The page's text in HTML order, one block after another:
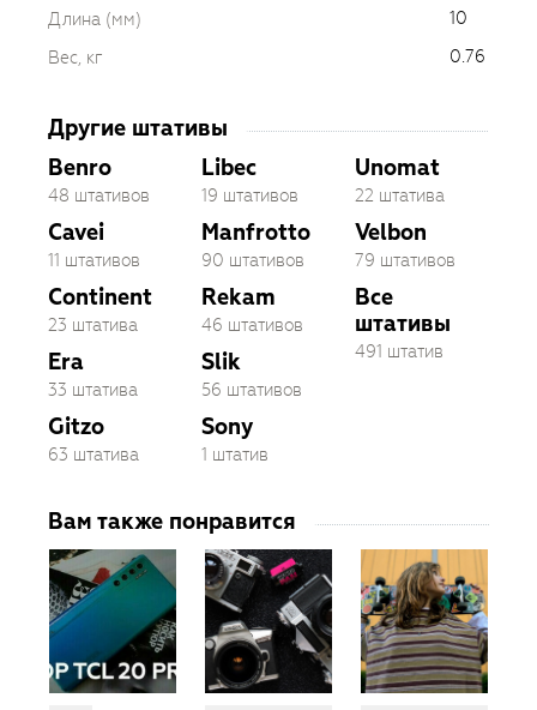
Длина (мм)
10
Вес, кг
0.76
Другие штативы
Benro
48 штативов
Cavei
11 штативов
Continent
23 штатива
Era
33 штатива
Gitzo
63 штатива
Libec
19 штативов
Manfrotto
90 штативов
Rekam
46 штативов
Slik
56 штативов
Sony
1 штатив
Unomat
22 штатива
Velbon
79 штативов
Все
штативы
491 штатив
Вам также понравится